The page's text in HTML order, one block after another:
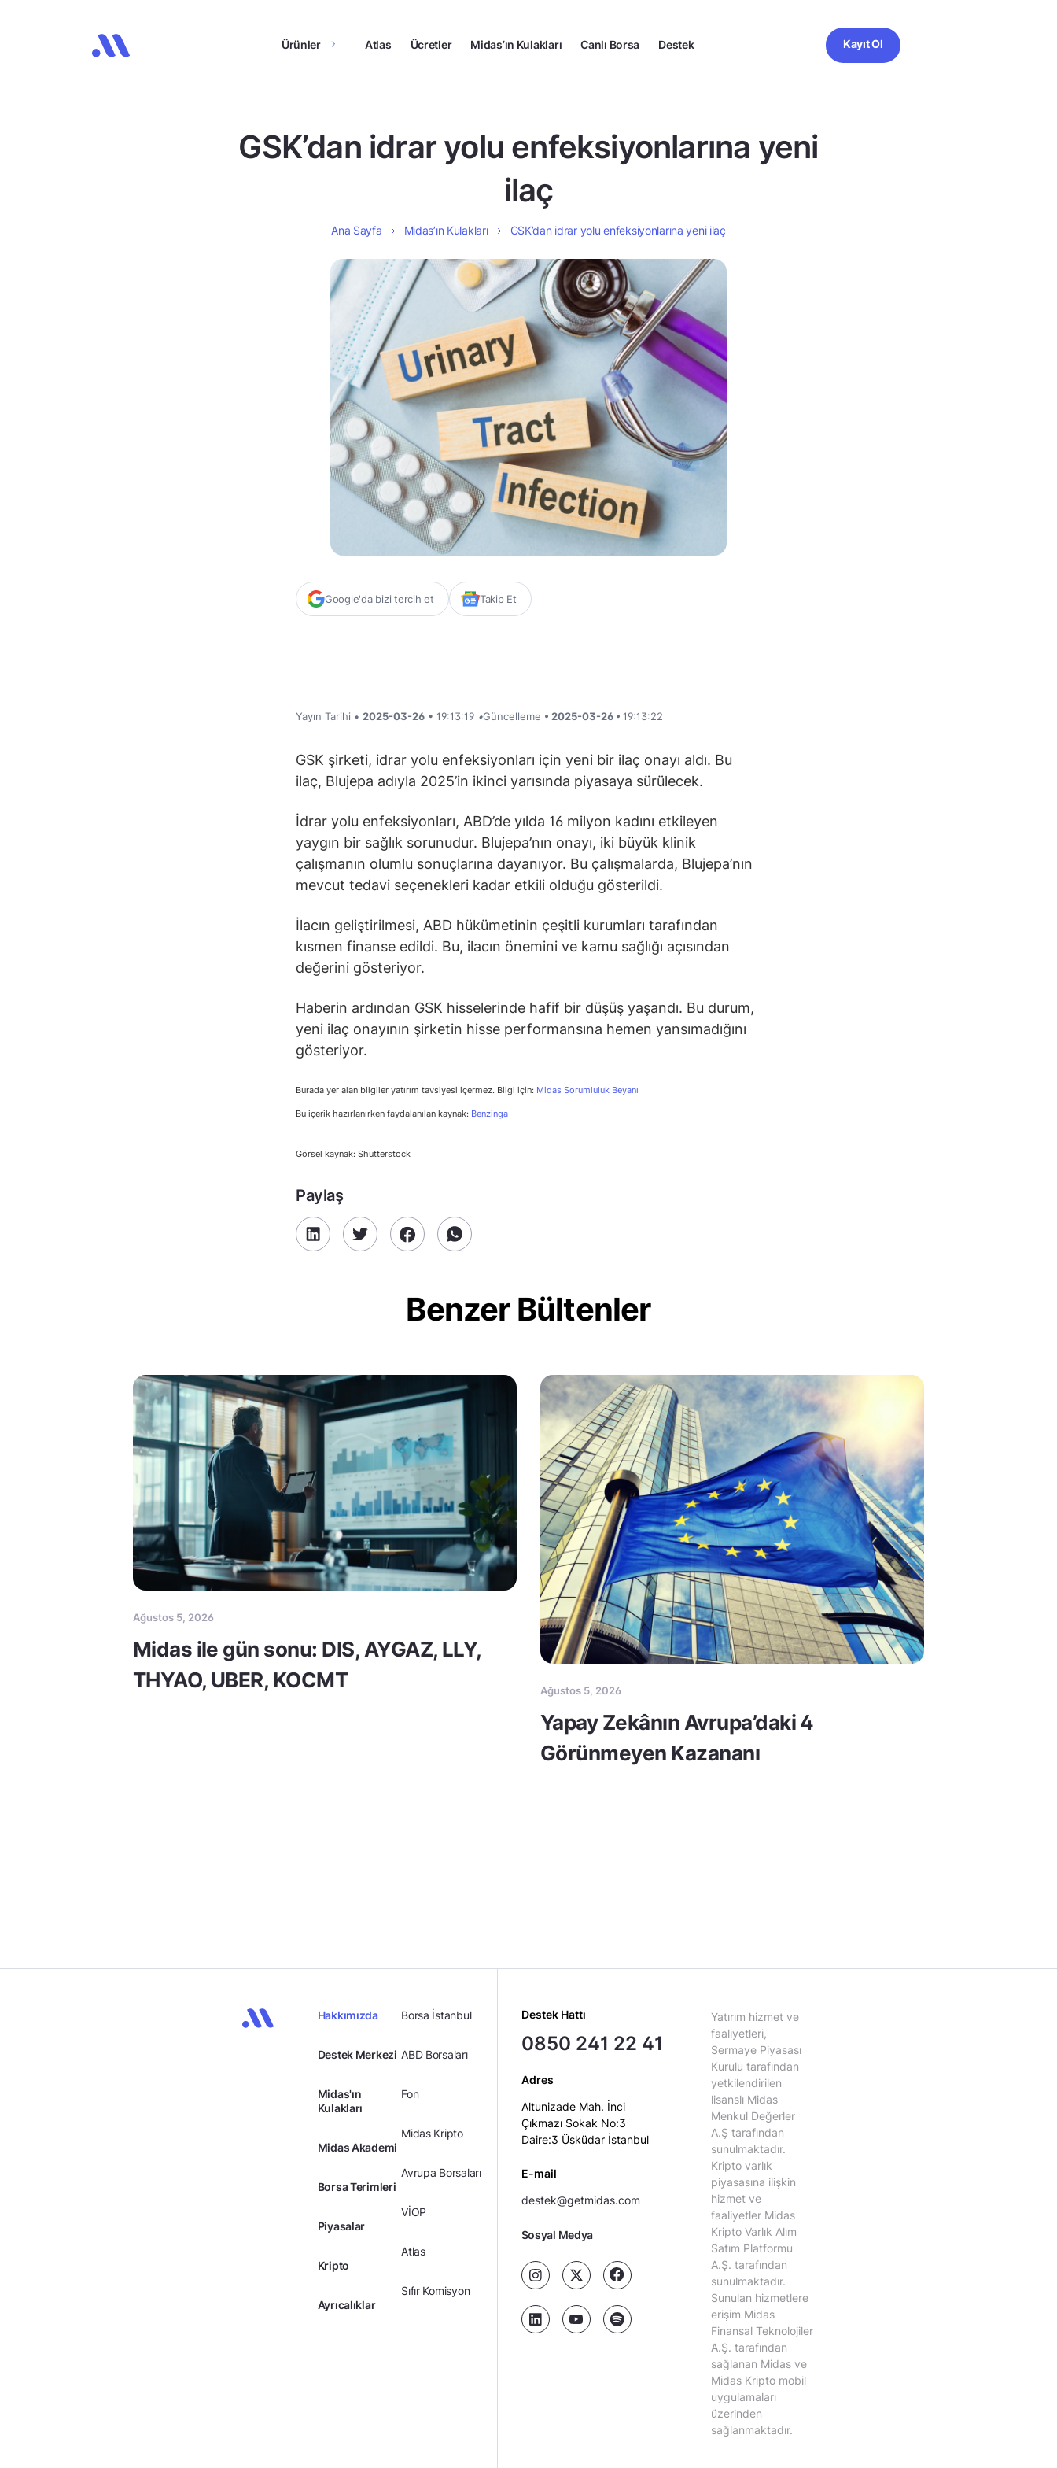
Ürünler Atlas Ücretler Midas’ın Kulakları Canlı Borsa Destek Kayıt Ol
GSK’dan idrar yolu enfeksiyonlarına yeni
ilaç
Ana Sayfa Midas’ın Kulakları GSK’dan idrar yolu enfeksiyonlarına yeni ilaç
Google'da bizi tercih et Takip Et
Yayın Tarihi • 2025-03-26 • 19:13:19 •Güncelleme • 2025-03-26 • 19:13:22
GSK şirketi, idrar yolu enfeksiyonları için yeni bir ilaç onayı aldı. Bu
ilaç, Blujepa adıyla 2025’in ikinci yarısında piyasaya sürülecek.
İdrar yolu enfeksiyonları, ABD’de yılda 16 milyon kadını etkileyen
yaygın bir sağlık sorunudur. Blujepa’nın onayı, iki büyük klinik
çalışmanın olumlu sonuçlarına dayanıyor. Bu çalışmalarda, Blujepa’nın
mevcut tedavi seçenekleri kadar etkili olduğu gösterildi.
İlacın geliştirilmesi, ABD hükümetinin çeşitli kurumları tarafından
kısmen finanse edildi. Bu, ilacın önemini ve kamu sağlığı açısından
değerini gösteriyor.
Haberin ardından GSK hisselerinde hafif bir düşüş yaşandı. Bu durum,
yeni ilaç onayının şirketin hisse performansına hemen yansımadığını
gösteriyor.
Burada yer alan bilgiler yatırım tavsiyesi içermez. Bilgi için: Midas Sorumluluk Beyanı
Bu içerik hazırlanırken faydalanılan kaynak: Benzinga
Görsel kaynak: Shutterstock
Paylaş
Benzer Bültenler
Ağustos 5, 2026
Midas ile gün sonu: DIS, AYGAZ, LLY,
THYAO, UBER, KOCMT
Ağustos 5, 2026
Yapay Zekânın Avrupa’daki 4
Görünmeyen Kazananı
Hakkımızda
Destek Merkezi
Midas'ın
Kulakları
Midas Akademi
Borsa Terimleri
Piyasalar
Kripto
Ayrıcalıklar
Borsa İstanbul
ABD Borsaları
Fon
Midas Kripto
Avrupa Borsaları
VİOP
Atlas
Sıfır Komisyon
Destek Hattı
0850 241 22 41
Adres
Altunizade Mah. İnci
Çıkmazı Sokak No:3
Daire:3 Üsküdar İstanbul
E-mail
destek@getmidas.com
Sosyal Medya
Yatırım hizmet ve
faaliyetleri,
Sermaye Piyasası
Kurulu tarafından
yetkilendirilen
lisanslı Midas
Menkul Değerler
A.Ş tarafından
sunulmaktadır.
Kripto varlık
piyasasına ilişkin
hizmet ve
faaliyetler Midas
Kripto Varlık Alım
Satım Platformu
A.Ş. tarafından
sunulmaktadır.
Sunulan hizmetlere
erişim Midas
Finansal Teknolojiler
A.Ş. tarafından
sağlanan Midas ve
Midas Kripto mobil
uygulamaları
üzerinden
sağlanmaktadır.